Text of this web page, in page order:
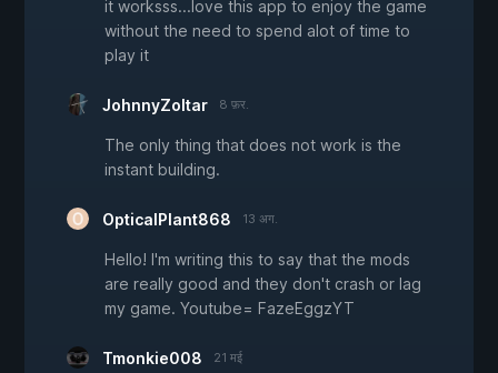
it worksss...love this app to enjoy the game
without the need to spend alot of time to
play it
JohnnyZoltar 8 फ़र.
The only thing that does not work is the
instant building.
OpticalPlant868 13 अग.
Hello! I'm writing this to say that the mods
are really good and they don't crash or lag
my game. Youtube= FazeEggzYT
Tmonkie008 21 मई